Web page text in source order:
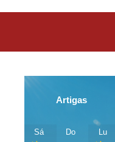
Artigas
Sá Do Lu